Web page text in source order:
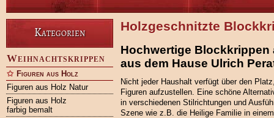
Kategorien
Weihnachtskrippen
Figuren aus Holz
Figuren aus Holz Natur
Figuren aus Holz
farbig bemalt
Holzgeschnitzte
Hochwertige Blockkrippen
aus dem Hause Ulrich
Nicht jeder Haushalt verfügt über den
Figuren aufzustellen. Eine schöne
in verschiedenen Stilrichtungen und
Szene wie z.B. die Heilige Familie in